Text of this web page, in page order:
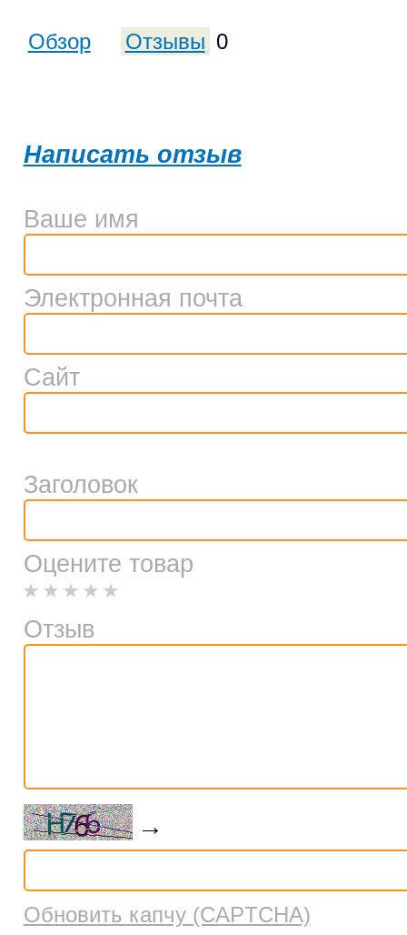
Обзор Отзывы 0
Написать отзыв
Ваше имя
Электронная почта
Сайт
Заголовок
Оцените товар
Отзыв
→
Обновить капчу (CAPTCHA)